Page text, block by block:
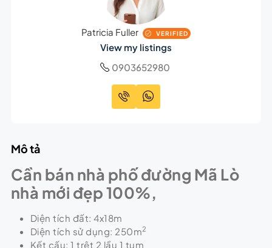
Patricia Fuller VERIFIED
View my listings
0903652980
Mô tả
Cần bán nhà phố đường Mã Lò
nhà mới đẹp 100%,
Diện tích đất: 4x18m
Diện tích sử dụng: 250m2
Kết cấu: 1 trệt 2 lầu 1 tum